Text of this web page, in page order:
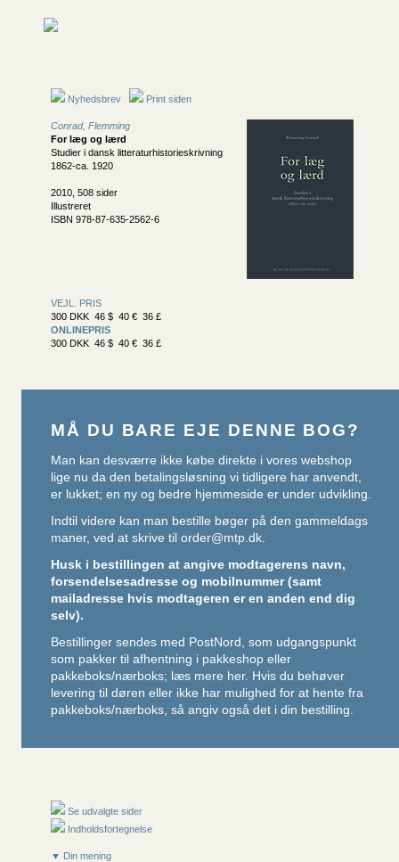
Nyhedsbrev Print siden
Conrad, Flemming
For læg og lærd
Studier i dansk litteraturhistorieskrivning
1862-ca. 1920
2010, 508 sider
Illustreret
ISBN 978-87-635-2562-6
VEJL. PRIS
300 DKK 46 $ 40 € 36 £
ONLINEPRIS
300 DKK 46 $ 40 € 36 £
MÅ DU BARE EJE DENNE BOG?
Man kan desværre ikke købe direkte i vores webshop
lige nu da den betalingsløsning vi tidligere har anvendt,
er lukket; en ny og bedre hjemmeside er under udvikling.
Indtil videre kan man bestille bøger på den gammeldags
maner, ved at skrive til order@mtp.dk.
Husk i bestillingen at angive modtagerens navn,
forsendelsesadresse og mobilnummer (samt
mailadresse hvis modtageren er en anden end dig
selv).
Bestillinger sendes med PostNord, som udgangspunkt
som pakker til afhentning i pakkeshop eller
pakkeboks/nærboks; læs mere her. Hvis du behøver
levering til døren eller ikke har mulighed for at hente fra
pakkeboks/nærboks, så angiv også det i din bestilling.
Se udvalgte sider
Indholdsfortegnelse
▼ Din mening